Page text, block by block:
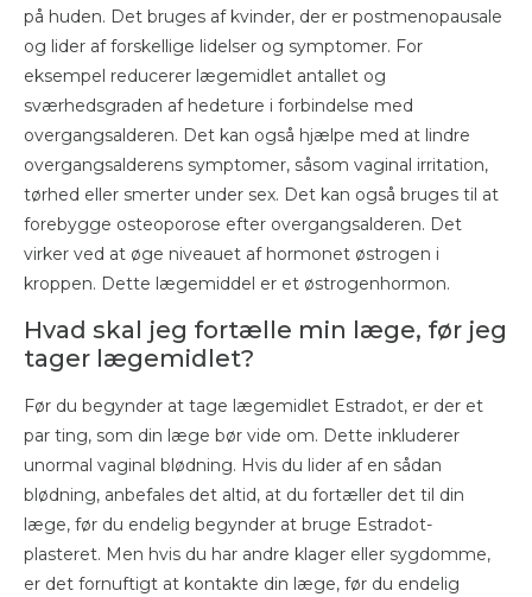
på huden. Det bruges af kvinder, der er postmenopausale
og lider af forskellige lidelser og symptomer. For
eksempel reducerer lægemidlet antallet og
sværhedsgraden af ​​hedeture i forbindelse med
overgangsalderen. Det kan også hjælpe med at lindre
overgangsalderens symptomer, såsom vaginal irritation,
tørhed eller smerter under sex. Det kan også bruges til at
forebygge osteoporose efter overgangsalderen. Det
virker ved at øge niveauet af hormonet østrogen i
kroppen. Dette lægemiddel er et østrogenhormon.
Hvad skal jeg fortælle min læge, før jeg
tager lægemidlet?
Før du begynder at tage lægemidlet Estradot, er der et
par ting, som din læge bør vide om. Dette inkluderer
unormal vaginal blødning. Hvis du lider af en sådan
blødning, anbefales det altid, at du fortæller det til din
læge, før du endelig begynder at bruge Estradot-
plasteret. Men hvis du har andre klager eller sygdomme,
er det fornuftigt at kontakte din læge, før du endelig